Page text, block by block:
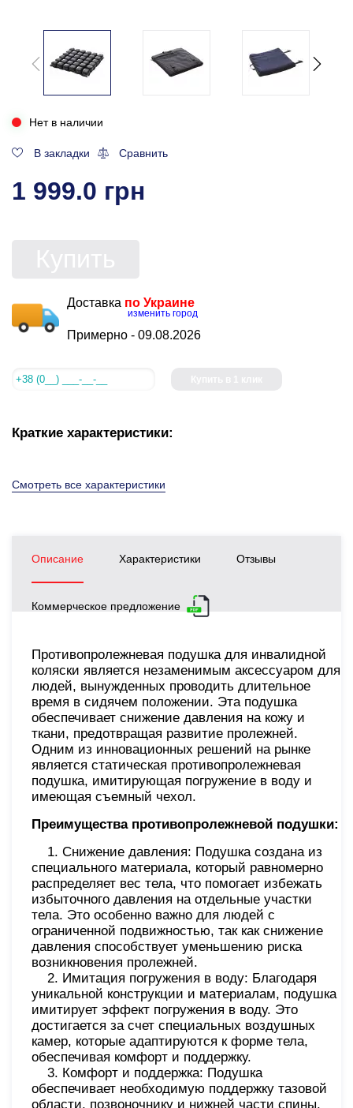
Нет в наличии
В закладки Сравнить
1 999.0 грн
Доставка по Украине
изменить город
Примерно - 09.08.2026
Краткие характеристики:
Смотреть все характеристики
Описание Характеристики Отзывы
Коммерческое предложение
Противопролежневая подушка для инвалидной
коляски является незаменимым аксессуаром для
людей, вынужденных проводить длительное
время в сидячем положении. Эта подушка
обеспечивает снижение давления на кожу и
ткани, предотвращая развитие пролежней.
Одним из инновационных решений на рынке
является статическая противопролежневая
подушка, имитирующая погружение в воду и
имеющая съемный чехол.
Преимущества противопролежневой подушки:
1. Снижение давления: Подушка создана из
специального материала, который равномерно
распределяет вес тела, что помогает избежать
избыточного давления на отдельные участки
тела. Это особенно важно для людей с
ограниченной подвижностью, так как снижение
давления способствует уменьшению риска
возникновения пролежней.
2. Имитация погружения в воду: Благодаря
уникальной конструкции и материалам, подушка
имитирует эффект погружения в воду. Это
достигается за счет специальных воздушных
камер, которые адаптируются к форме тела,
обеспечивая комфорт и поддержку.
3. Комфорт и поддержка: Подушка
обеспечивает необходимую поддержку тазовой
области, позвоночнику и нижней части спины,